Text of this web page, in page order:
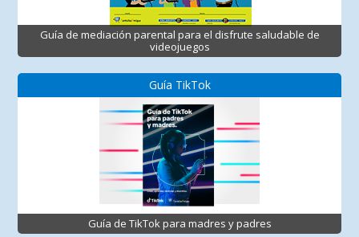
Guía de mediación parental para el disfrute saludable de
videojuegos
Guía TikTok
Guía de TikTok para madres y padres